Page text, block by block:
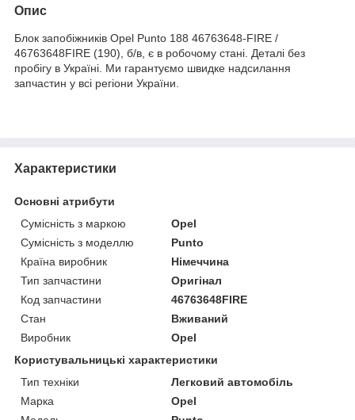
Опис
Блок запобіжників Opel Punto 188 46763648-FIRE /
46763648FIRE (190), б/в, є в робочому стані. Деталі без
пробігу в Україні. Ми гарантуємо швидке надсилання
запчастин у всі регіони України.
Характеристики
Основні атрибути
Сумісність з маркою
Opel
Сумісність з моделлю
Punto
Країна виробник
Німеччина
Тип запчастини
Оригінал
Код запчастини
46763648FIRE
Стан
Вживаний
Виробник
Opel
Користувальницькі характеристики
Тип техніки
Легковий автомобіль
Марка
Opel